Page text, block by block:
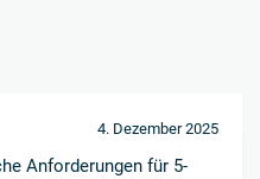
4. Dezember 2025
Anforderungen für 5-